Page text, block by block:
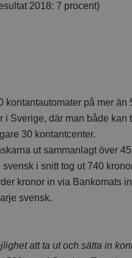
2018: 7 procent)
kontantautomater på mer än
i Sverige, där man både kan
30 kontantcenter.
ut sammanlagt över
i snitt tog ut 740
kronor in via Bankomats
svensk.
att ta ut och sätta in